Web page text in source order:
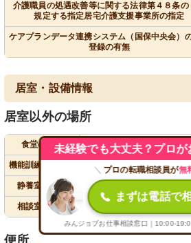
介護職員の処遇改善等に関する法律第４８条の
規定する指定居宅介護支援事業所の指定
ケアプランデータ連携システム（国保中央会）
登録の有無
居室・設備情報
居室以外の場所
食堂の面積 359.03m²
機能訓練室の面積 359.03m²
静養室の面積 16.22m²
相談室の面積 11.93m²
未経験でも大丈夫？プロが
＼ プロの転職相談員が無
まずは電話で
みんジョブお仕事相談窓口｜10:00-